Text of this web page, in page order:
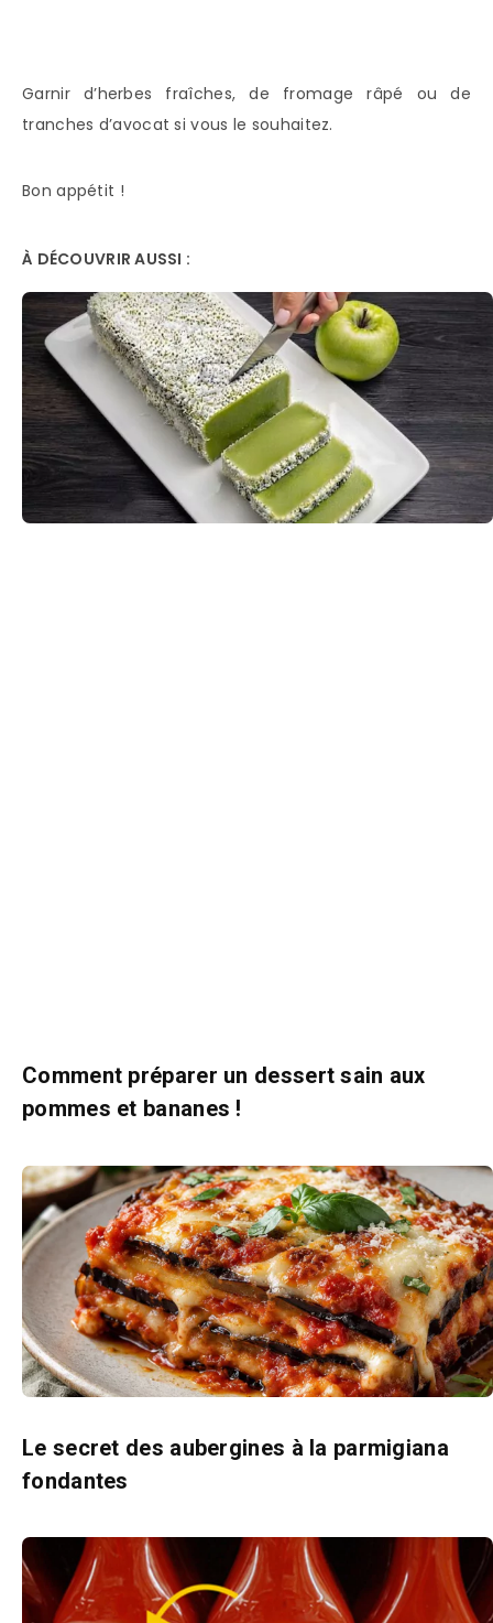
Garnir d’herbes fraîches, de fromage râpé ou de
tranches d’avocat si vous le souhaitez.
Bon appétit !
À DÉCOUVRIR AUSSI :
Comment préparer un dessert sain aux
pommes et bananes !
Le secret des aubergines à la parmigiana
fondantes